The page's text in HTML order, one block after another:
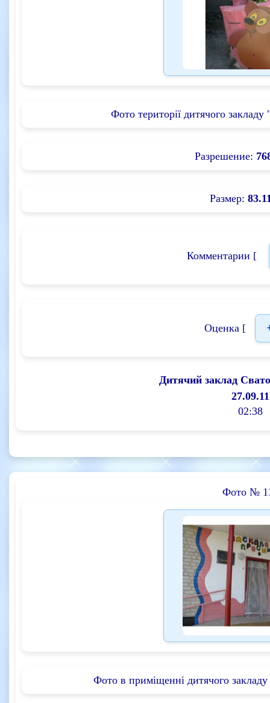
Фото території дитячого
Разрешение:
Размер:
Комментарии [
Оценка [
Дитячий заклад
27.09.11
02:38
Фото №
Фото в приміщенні дитячого